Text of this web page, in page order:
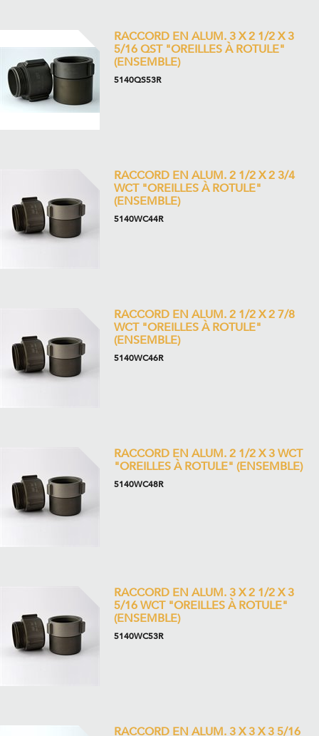
RACCORD EN ALUM. 3 X 2 1/2 X 3
5/16 QST "OREILLES À ROTULE"
(ENSEMBLE)
5140QS53R
RACCORD EN ALUM. 2 1/2 X 2 3/4
WCT "OREILLES À ROTULE"
(ENSEMBLE)
5140WC44R
RACCORD EN ALUM. 2 1/2 X 2 7/8
WCT "OREILLES À ROTULE"
(ENSEMBLE)
5140WC46R
RACCORD EN ALUM. 2 1/2 X 3 WCT
"OREILLES À ROTULE" (ENSEMBLE)
5140WC48R
RACCORD EN ALUM. 3 X 2 1/2 X 3
5/16 WCT "OREILLES À ROTULE"
(ENSEMBLE)
5140WC53R
RACCORD EN ALUM. 3 X 3 X 3 5/16